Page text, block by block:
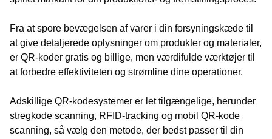
Fra at spore bevægelsen af varer i din forsyningskæde til
at give detaljerede oplysninger om produkter og materialer,
er QR-koder gratis og billige, men værdifulde værktøjer til
at forbedre effektiviteten og strømline dine operationer.
Adskillige QR-kodesystemer er let tilgængelige, herunder
stregkode scanning, RFID-tracking og mobil QR-kode
scanning, så vælg den metode, der bedst passer til din